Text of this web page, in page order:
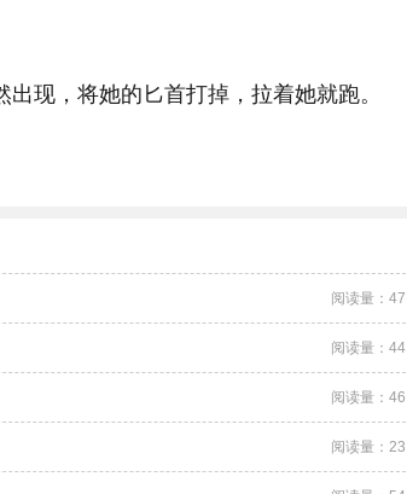
现，将她的匕首打掉，拉着她就跑。
阅读量：47
阅读量：44
阅读量：46
阅读量：23